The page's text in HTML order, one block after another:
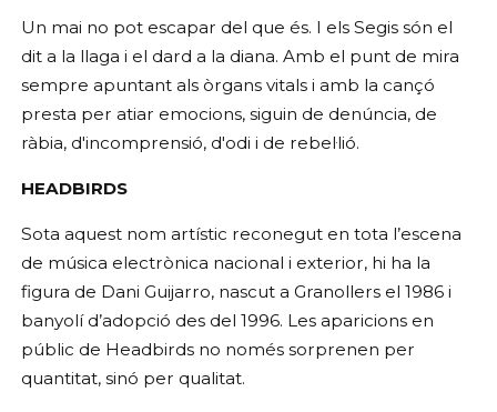
Un mai no pot escapar del que és. I els Segis són el
dit a la llaga i el dard a la diana. Amb el punt de mira
sempre apuntant als òrgans vitals i amb la cançó
presta per atiar emocions, siguin de denúncia, de
ràbia, d'incomprensió, d'odi i de rebel·lió.
HEADBIRDS
Sota aquest nom artístic reconegut en tota l’escena
de música electrònica nacional i exterior, hi ha la
figura de Dani Guijarro, nascut a Granollers el 1986 i
banyolí d’adopció des del 1996. Les aparicions en
públic de Headbirds no només sorprenen per
quantitat, sinó per qualitat.